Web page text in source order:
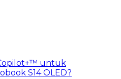
untuk
S14 OLED?